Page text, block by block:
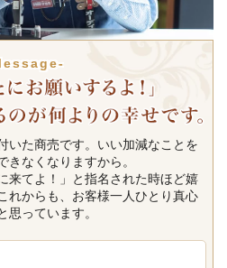
いた商売です。いい加減なことを
きなくなりますから。
来てよ！」と指名された時ほど嬉
れからも、お客様一人ひとり真心
思っています。